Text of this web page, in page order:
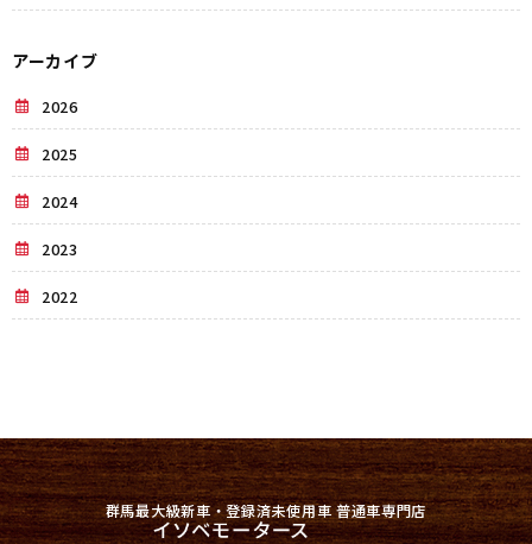
アーカイブ
2026
2025
2024
2023
2022
群馬最大級新車・登録済未使用車 普通車専門店